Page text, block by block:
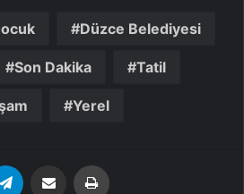
Düzce Belediyesi
Son Dakika Tatil
Yerel
Email'den paylaş